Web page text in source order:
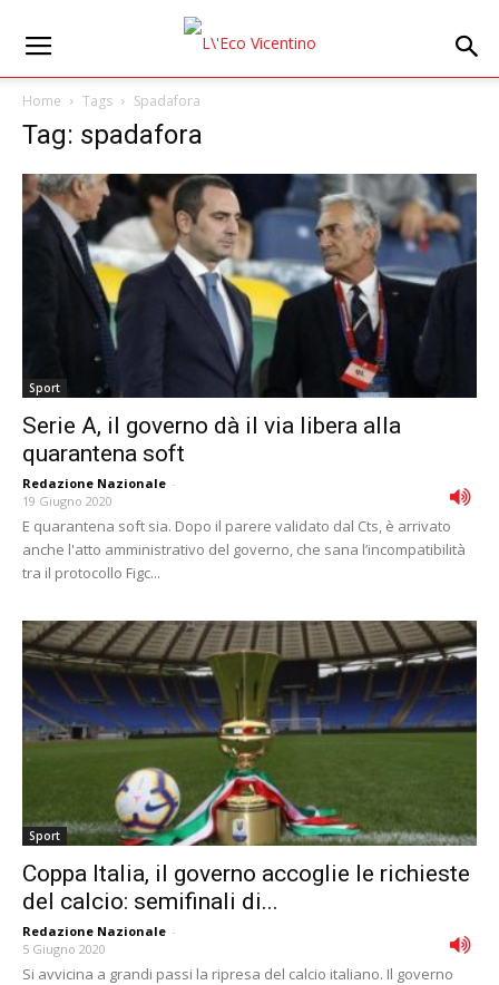
Home Tags Spadafora
Tag: spadafora
Sport
Serie A, il governo dà il via libera alla
quarantena soft
Redazione Nazionale -
19 Giugno 2020
E quarantena soft sia. Dopo il parere validato dal Cts, è arrivato
anche l'atto amministrativo del governo, che sana l’incompatibilità
tra il protocollo Figc...
Sport
Coppa Italia, il governo accoglie le richieste
del calcio: semifinali di...
Redazione Nazionale -
5 Giugno 2020
Si avvicina a grandi passi la ripresa del calcio italiano. Il governo